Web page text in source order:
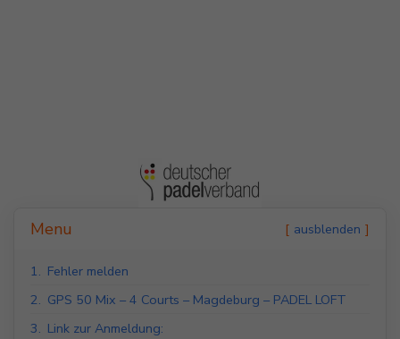
Menu ausblenden
1. Fehler melden
2. GPS 50 Mix – 4 Courts – Magdeburg – PADEL LOFT
3. Link zur Anmeldung: